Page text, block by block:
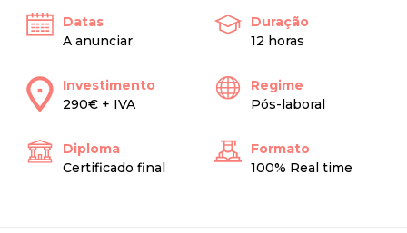
Datas
A anunciar
Duração
12 horas
Investimento
290€ + IVA
Regime
Pós-laboral
Diploma
Certificado final
Formato
100% Real time